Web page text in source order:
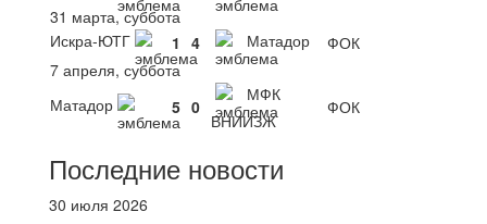
31 марта, суббота
Искра-ЮТГ
1 4 Матадор
ФОК
7 апреля, суббота
Матадор
5 0
МФК
ВНИИЗЖ
ФОК
Последние новости
30 июля 2026